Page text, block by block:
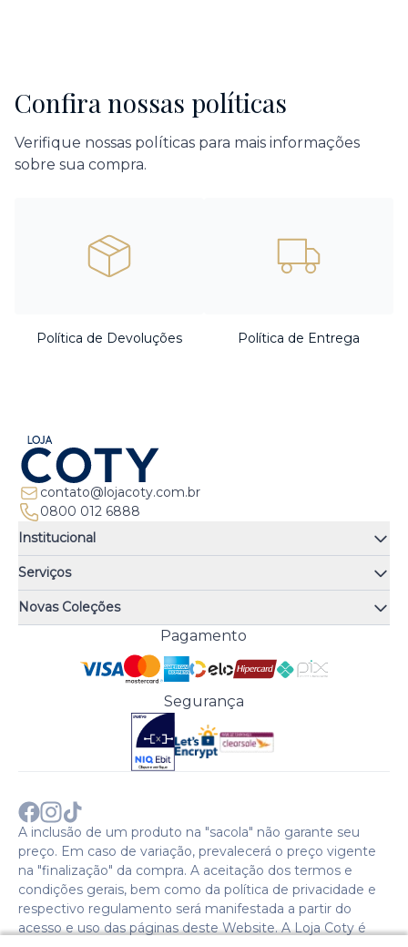
Confira nossas políticas
Verifique nossas políticas para mais informações
sobre sua compra.
Política de Devoluções Política de Entrega
contato@lojacoty.com.br
0800 012 6888
Institucional
Quem somos
Quiz de fragrâncias
Trocas e Devoluções
Troque Fácil
Perguntas Frequentes
Política de Pagamento
Política de Entrega
Política de Privacidade
Comprar com CNPJ?
Sobre a COTY no mundo
Serviços
Atendimento
Meus Pedidos
Trabalhe Conosco
Preferências de Cookies
Novas Coleções
Cenoura & Bronze
Pagamento
Segurança
A inclusão de um produto na "sacola" não garante seu
preço. Em caso de variação, prevalecerá o preço vigente
na "finalização" da compra. A aceitação dos termos e
condições gerais, bem como da política de privacidade e
respectivo regulamento será manifestada a partir do
acesso e uso das páginas deste Website. A Loja Coty é